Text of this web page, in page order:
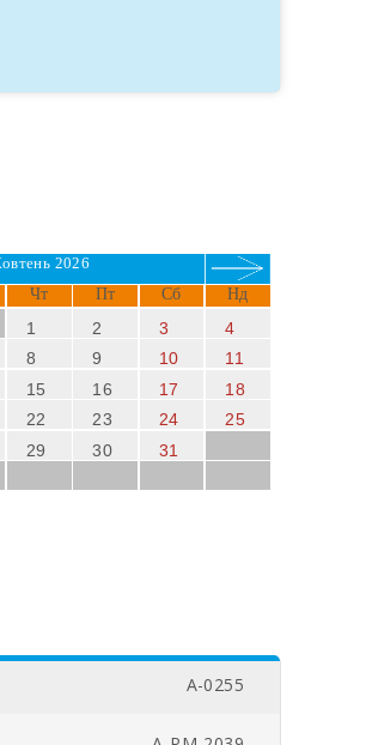
2026
Чт Пт Сб Нд
1 2 3
4
8 9 10
11
15 16 17
18
22 23 24
25
29 30 31
A-0255